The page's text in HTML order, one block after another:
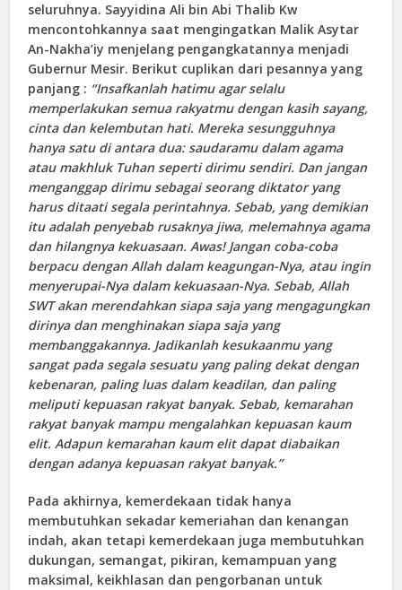
seluruhnya. Sayyidina Ali bin Abi Thalib Kw
mencontohkannya saat mengingatkan Malik Asytar
An-Nakha’iy menjelang pengangkatannya menjadi
Gubernur Mesir. Berikut cuplikan dari pesannya yang
panjang : “Insafkanlah hatimu agar selalu
memperlakukan semua rakyatmu dengan kasih sayang,
cinta dan kelembutan hati. Mereka sesungguhnya
hanya satu di antara dua: saudaramu dalam agama
atau makhluk Tuhan seperti dirimu sendiri. Dan jangan
menganggap dirimu sebagai seorang diktator yang
harus ditaati segala perintahnya. Sebab, yang demikian
itu adalah penyebab rusaknya jiwa, melemahnya agama
dan hilangnya kekuasaan. Awas! Jangan coba-coba
berpacu dengan Allah dalam keagungan-Nya, atau ingin
menyerupai-Nya dalam kekuasaan-Nya. Sebab, Allah
SWT akan merendahkan siapa saja yang mengagungkan
dirinya dan menghinakan siapa saja yang
membanggakannya. Jadikanlah kesukaanmu yang
sangat pada segala sesuatu yang paling dekat dengan
kebenaran, paling luas dalam keadilan, dan paling
meliputi kepuasan rakyat banyak. Sebab, kemarahan
rakyat banyak mampu mengalahkan kepuasan kaum
elit. Adapun kemarahan kaum elit dapat diabaikan
dengan adanya kepuasan rakyat banyak.”
Pada akhirnya, kemerdekaan tidak hanya
membutuhkan sekadar kemeriahan dan kenangan
indah, akan tetapi kemerdekaan juga membutuhkan
dukungan, semangat, pikiran, kemampuan yang
maksimal, keikhlasan dan pengorbanan untuk